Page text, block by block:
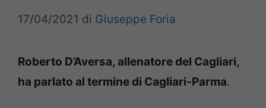
17/04/2021 di Giuseppe Foria
Roberto D’Aversa, allenatore del Cagliari,
ha parlato al termine di Cagliari-Parma.